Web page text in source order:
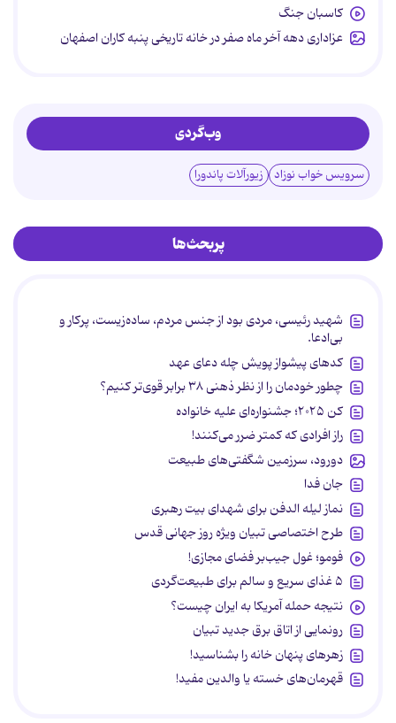
کاسبان جنگ
عزاداری دهه آخر ماه صفر در خانه تاریخی پنبه کاران اصفهان
وب‌گردی
سرویس خواب نوزاد زیورآلات پاندورا
پربحث‌ها
شهید رئیسی، مردی بود از جنس مردم، ساده‌زیست، پرکار و
بی‌ادعا.
کدهای پیشواز پویش چله دعای عهد
چطور خودمان را از نظر ذهنی ۳۸ برابر قوی‌تر کنیم؟
کن ۲۰۲۵؛ جشنواره‌ای علیه خانواده
راز افرادی که کمتر ضرر می‌کنند!
دورود، سرزمین شگفتی‌های طبیعت
جان فدا
نماز لیله الدفن برای شهدای بیت رهبری
طرح اختصاصی تبیان ویژه روز جهانی قدس
فومو؛ غول جیب‌بر فضای مجازی!
۵ غذای سریع و سالم برای طبیعت‌گردی
نتیجه حمله آمریکا به ایران چیست؟
رونمایی از اتاق برق جدید تبیان
زهرهای پنهان خانه را بشناسید!
قهرمان‌های خسته یا والدین مفید!